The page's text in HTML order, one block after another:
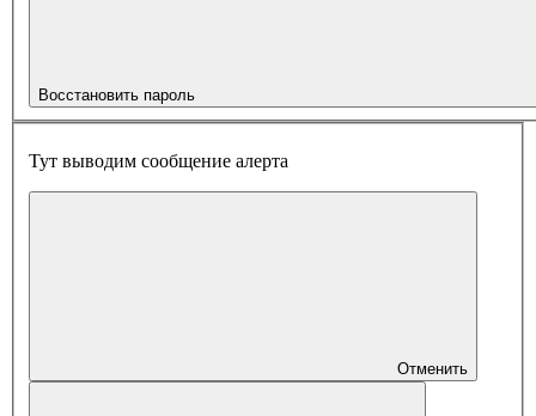
Восстановить пароль
Тут выводим сообщение алерта
Отменить